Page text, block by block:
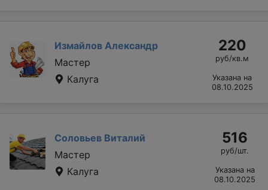
Измайлов Александр
Мастер
Калуга
220
руб/кв.м
Указана на
08.10.2025
Соловьев Виталий
Мастер
Калуга
516
руб/шт.
Указана на
08.10.2025